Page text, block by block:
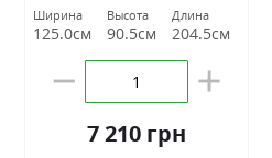
Ширина
125.0см
Высота
90.5см
Длина
204.5см
7 210 грн